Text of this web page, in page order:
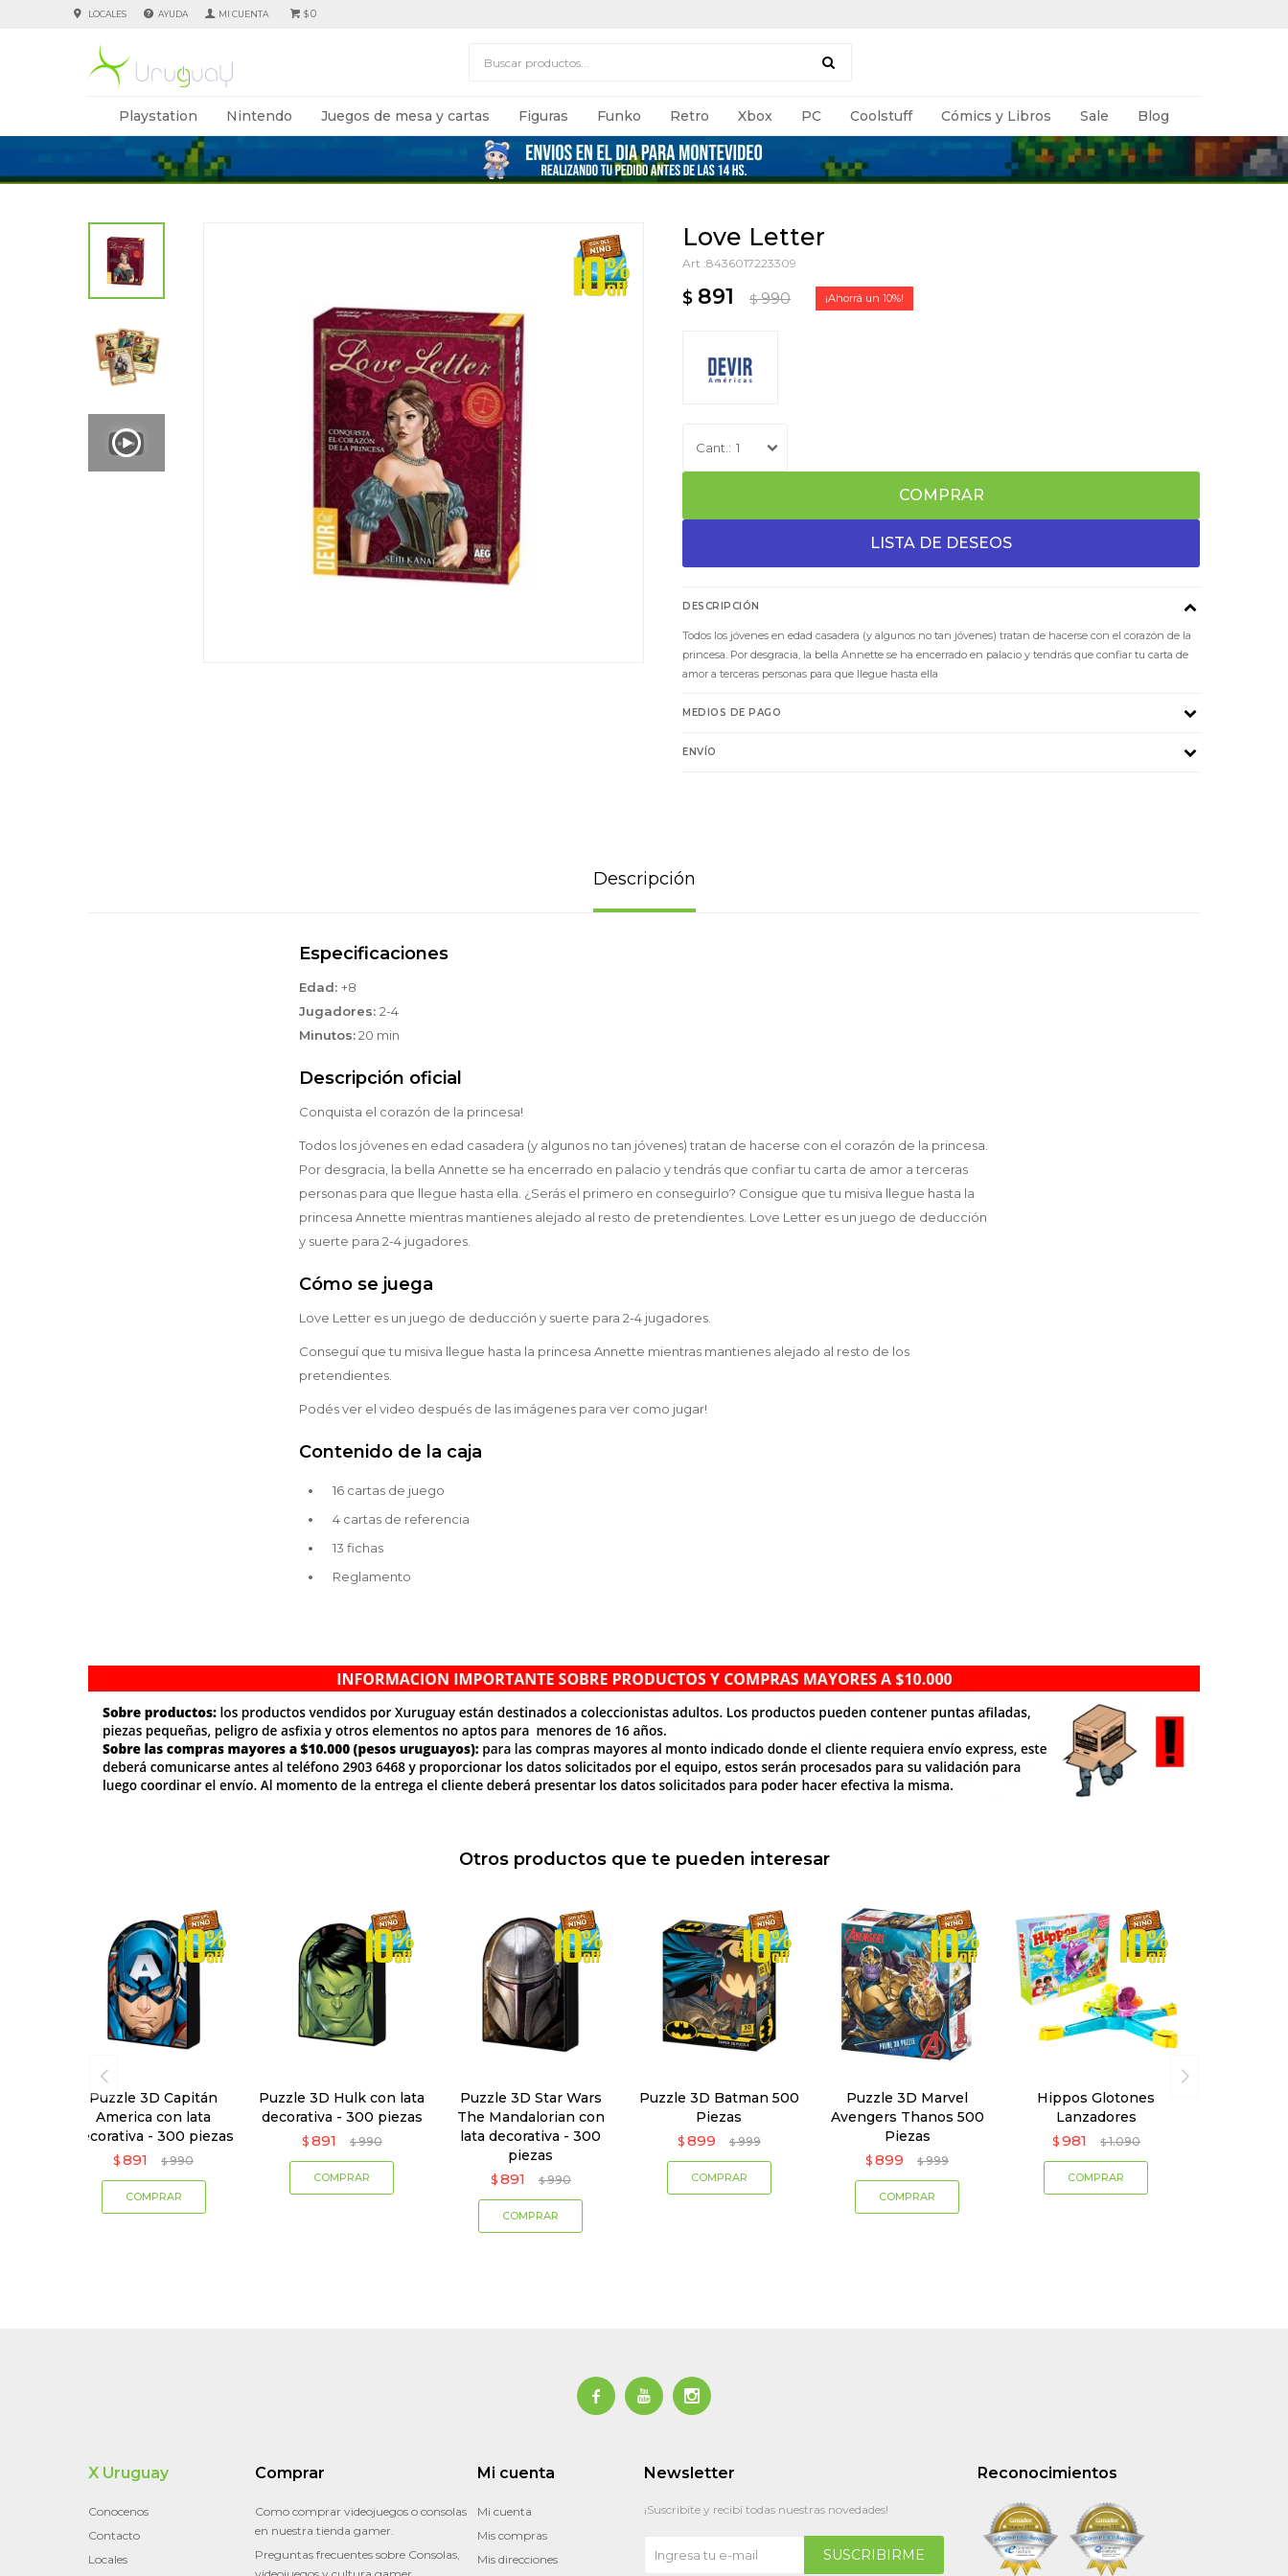
Playstation Nintendo Juegos de mesa y cartas Figuras Funko Retro Xbox PC Coolstuff Cómics y Libros Sale Blog
$0
LOCALES AYUDA
Love Letter
8436017223309
$ 891 $ 990 10
1
COMPRAR
DESCRIPCIÓN
Todos los jóvenes en edad casadera (y algunos no tan jóvenes) tratan de hacerse con el corazón de la
princesa. Por desgracia, la bella Annette se ha encerrado en palacio y tendrás que confiar tu carta de
amor a terceras personas para que llegue hasta ella
MEDIOS DE PAGO
ENVÍO
Descripción
Especificaciones
Edad: +8
Jugadores: 2-4
Minutos:20 min
Descripción oficial
Conquista el corazón de la princesa!
Todos los jóvenes en edad casadera (y algunos no tan jóvenes) tratan de hacerse con el corazón de la princesa.
Por desgracia, la bella Annette se ha encerrado en palacio y tendrás que confiar tu carta de amor a terceras
personas para que llegue hasta ella. ¿Serás el primero en conseguirlo? Consigue que tu misiva llegue hasta la
princesa Annette mientras mantienes alejado al resto de pretendientes. Love Letter es un juego de deducción
y suerte para 2-4 jugadores.
Cómo se juega
Love Letter es un juego de deducción y suerte para 2-4 jugadores.
Conseguí que tu misiva llegue hasta la princesa Annette mientras mantienes alejado al resto de los
pretendientes.
Podés ver el video después de las imágenes para ver como jugar!
Contenido de la caja
16 cartas de juego
4 cartas de referencia
13 fichas
Reglamento
Otros productos que te pueden interesar
Puzzle 3D Capitán
America con lata
decorativa - 300 piezas
$ 891 $ 990
Puzzle 3D Hulk con lata
decorativa - 300 piezas
$ 891 $ 990
Puzzle 3D Star Wars
The Mandalorian con
lata decorativa - 300
piezas
$ 891 $ 990
Puzzle 3D Batman 500
Piezas
$ 899 $ 999
Puzzle 3D Marvel
Avengers Thanos 500
Piezas
$ 899 $ 999
Hippos Glotones
Lanzadores
$ 981 $ 1.090
  
Reconocimientos
X Uruguay
Conocenos
Contacto
Locales
Comprar
Como comprar videojuegos o consolas
en nuestra tienda gamer.
Preguntas frecuentes sobre Consolas,
Mi cuenta
Mi cuenta
Mis compras
Mis direcciones
Newsletter
¡Suscribite y recibí todas nuestras novedades!
SUSCRIBIRME